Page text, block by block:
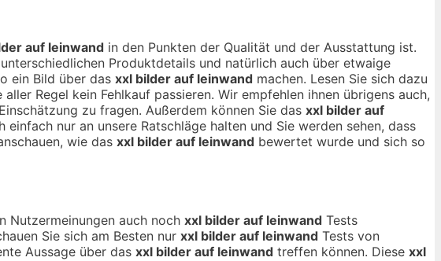
auf leinwand in den Punkten der Qualität und der Ausstattung ist.
Produktdetails und natürlich auch über etwaige
ein Bild über das xxl bilder auf leinwand machen. Lesen Sie sich dazu
Regel kein Fehlkauf passieren. Wir empfehlen ihnen übrigens auch,
zu fragen. Außerdem können Sie das xxl bilder auf
nur an unsere Ratschläge halten und Sie werden sehen, dass
wie das xxl bilder auf leinwand bewertet wurde und sich so
Nutzermeinungen auch noch xxl bilder auf leinwand Tests
Sie sich am Besten nur xxl bilder auf leinwand Tests von
Aussage über das xxl bilder auf leinwand treffen können. Diese xxl